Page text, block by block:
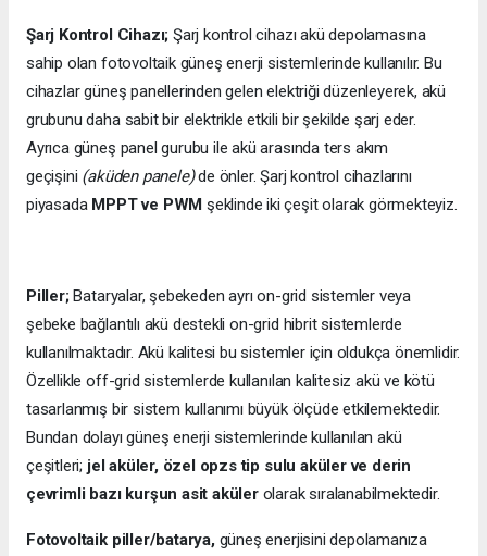
Şarj Kontrol Cihazı; Şarj kontrol cihazı akü depolamasına
sahip olan fotovoltaik güneş enerji sistemlerinde kullanılır. Bu
cihazlar güneş panellerinden gelen elektriği düzenleyerek, akü
grubunu daha sabit bir elektrikle etkili bir şekilde şarj eder.
Ayrıca güneş panel gurubu ile akü arasında ters akım
geçişini (aküden panele)de önler. Şarj kontrol cihazlarını
piyasada MPPT ve PWM şeklinde iki çeşit olarak görmekteyiz.
Piller;Bataryalar, şebekeden ayrı on-grid sistemler veya
şebeke bağlantılı akü destekli on-grid hibrit sistemlerde
kullanılmaktadır. Akü kalitesi bu sistemler için oldukça önemlidir.
Özellikle off-grid sistemlerde kullanılan kalitesiz akü ve kötü
tasarlanmış bir sistem kullanımı büyük ölçüde etkilemektedir.
Bundan dolayı güneş enerji sistemlerinde kullanılan akü
çeşitleri; jel aküler, özel opzs tip sulu aküler ve derin
çevrimli bazı kurşun asit akülerolarak sıralanabilmektedir.
Fotovoltaik piller/batarya,güneş enerjisini depolamanıza